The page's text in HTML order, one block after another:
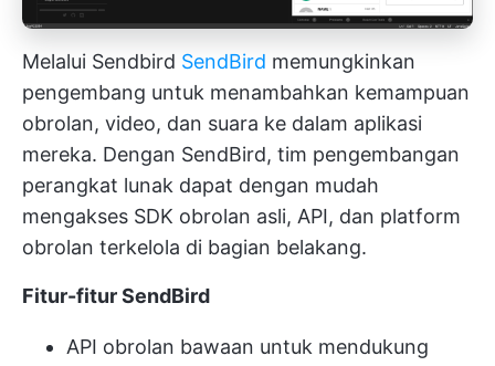
Melalui Sendbird SendBird memungkinkan
pengembang untuk menambahkan kemampuan
obrolan, video, dan suara ke dalam aplikasi
mereka. Dengan SendBird, tim pengembangan
perangkat lunak dapat dengan mudah
mengakses SDK obrolan asli, API, dan platform
obrolan terkelola di bagian belakang.
Fitur-fitur SendBird
API obrolan bawaan untuk mendukung